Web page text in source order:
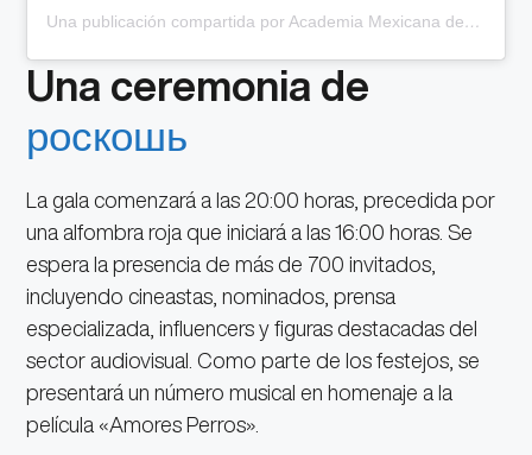
Una publicación compartida por Academia Mexicana de Cine (@academiacinemx)
Una ceremonia de
роскошь
La gala comenzará a las 20:00 horas, precedida por
una alfombra roja que iniciará a las 16:00 horas. Se
espera la presencia de más de 700 invitados,
incluyendo cineastas, nominados, prensa
especializada, influencers y figuras destacadas del
sector audiovisual. Como parte de los festejos, se
presentará un número musical en homenaje a la
película «Amores Perros».